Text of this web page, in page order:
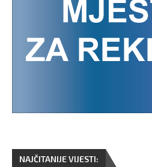
NAJČITANIJE VIJESTI: